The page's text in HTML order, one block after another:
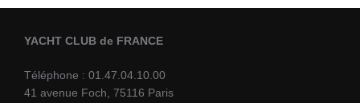
YACHT CLUB de FRANCE
Téléphone : 01.47.04.10.00
41 avenue Foch, 75116 Paris